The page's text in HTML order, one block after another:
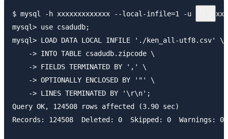
$ mysql -h xxxxxxxxxxxxx --local-infile=1 -u
mysql> use csadudb;
mysql> LOAD DATA LOCAL INFILE './ken_all-utf8.csv' \
    -> INTO TABLE csadudb.zipcode \
    -> FIELDS TERMINATED BY ',' \
    -> OPTIONALLY ENCLOSED BY '"' \
    -> LINES TERMINATED BY '\r\n';
Query OK, 124508 rows affected (3.90 sec)
Records: 124508  Deleted: 0  Skipped: 0  Warnings: 0